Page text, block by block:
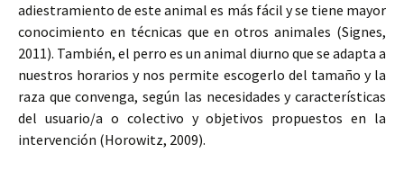
adiestramiento de este animal es más fácil y se tiene mayor
conocimiento en técnicas que en otros animales (Signes,
2011). También, el perro es un animal diurno que se adapta a
nuestros horarios y nos permite escogerlo del tamaño y la
raza que convenga, según las necesidades y características
del usuario/a o colectivo y objetivos propuestos en la
intervención (Horowitz, 2009).